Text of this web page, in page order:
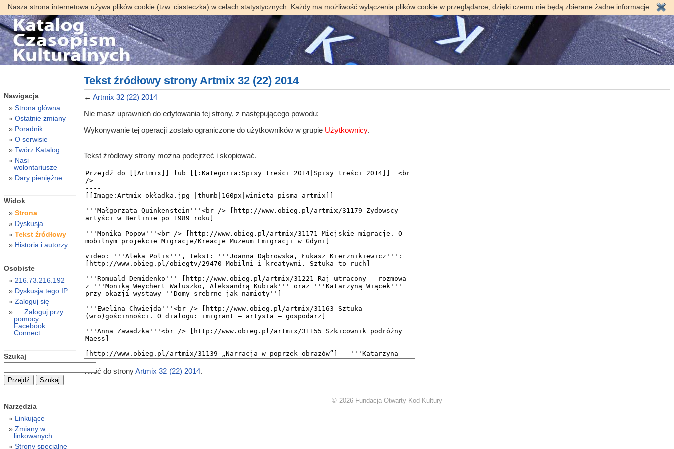
Nasza strona internetowa używa plików cookie (tzw. ciasteczka) w celach statystycznych. Każdy ma możliwość wyłączenia plików cookie w przeglądarce, dzięki czemu nie będą zbierane żadne informacje.
Tekst źródłowy strony Artmix 32 (22) 2014
← Artmix 32 (22) 2014
Nie masz uprawnień do edytowania tej strony, z następującego powodu:
Wykonywanie tej operacji zostało ograniczone do użytkowników w grupie Użytkownicy.
Tekst źródłowy strony można podejrzeć i skopiować.
Wróć do stronyArtmix 32 (22) 2014.
Nawigacja
Strona główna
Ostatnie zmiany
Poradnik
O serwisie
Twórz Katalog
Nasi
wolontariusze
Dary pieniężne
Widok
Strona
Dyskusja
Tekst źródłowy
Historia i autorzy
Osobiste
216.73.216.192
Dyskusja tego IP
Zaloguj się
Zaloguj przy
pomocy
Facebook
Connect
Szukaj
Narzędzia
Linkujące
Zmiany w
linkowanych
Strony specjalne
© 2026 Fundacja Otwarty Kod Kultury